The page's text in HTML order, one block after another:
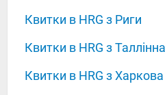
Квитки в HRG з Риги
Квитки в HRG з Таллінна
Квитки в HRG з Харкова